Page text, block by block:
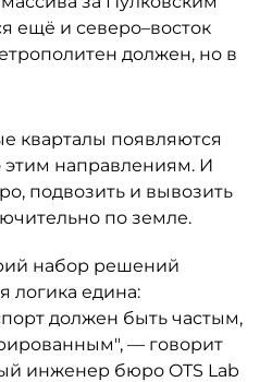
ещё и северо–восток
должен, но в
кварталы появляются
направлениям. И
подвозить и вывозить
по земле.
набор решений
логика едина:
должен быть частым,
— говорит
инженер бюро OTS Lab